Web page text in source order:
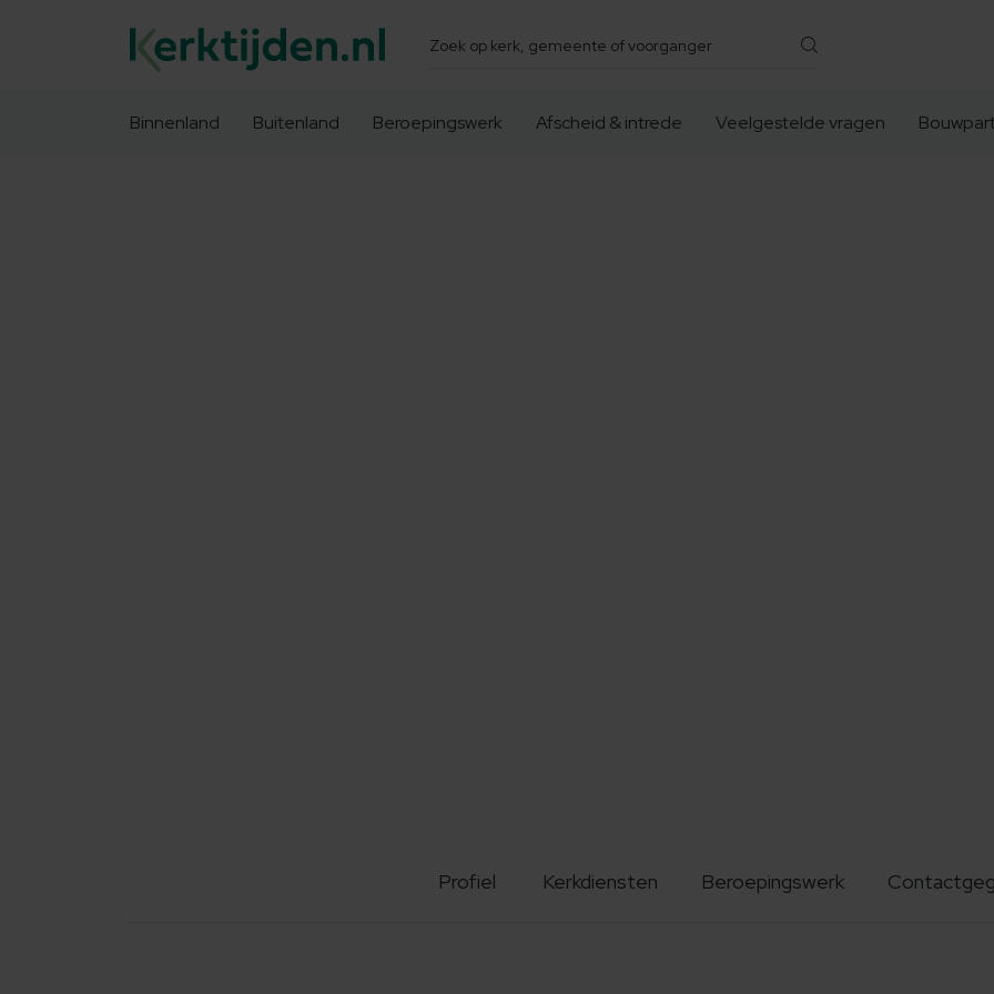
Zoeken
Binnenland Buitenland Beroepingswerk Afscheid & intrede Veelgestelde vragen
Profiel Kerkdiensten Beroepingswerk